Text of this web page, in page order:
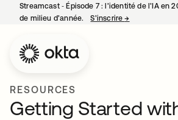
Streamcast ‑ Épisode 7 : l’identité de l’IA en
de milieu d’année.
S’inscrire→
RESOURCES
Getting Started